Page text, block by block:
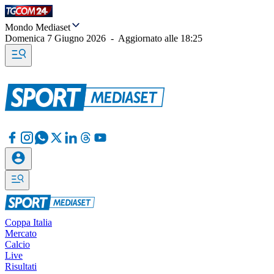
Mondo Mediaset
Domenica 7 Giugno 2026 - Aggiornato alle 18:25
Coppa Italia
Mercato
Calcio
Live
Risultati